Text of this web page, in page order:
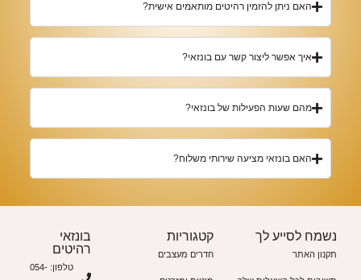
האם ניתן להזמין רהיטים מותאמים אישית?
איך אפשר ליצור קשר עם בונזאי?
מהם שעות הפעילות של בונזאי?
האם בונזאי מציעה שירותי משלוח?
נשמח לסייע לך
תקנון האתר
קטגוריות
חדרים מעצבים
בונזאי
רהיטים
טלפון: 054-